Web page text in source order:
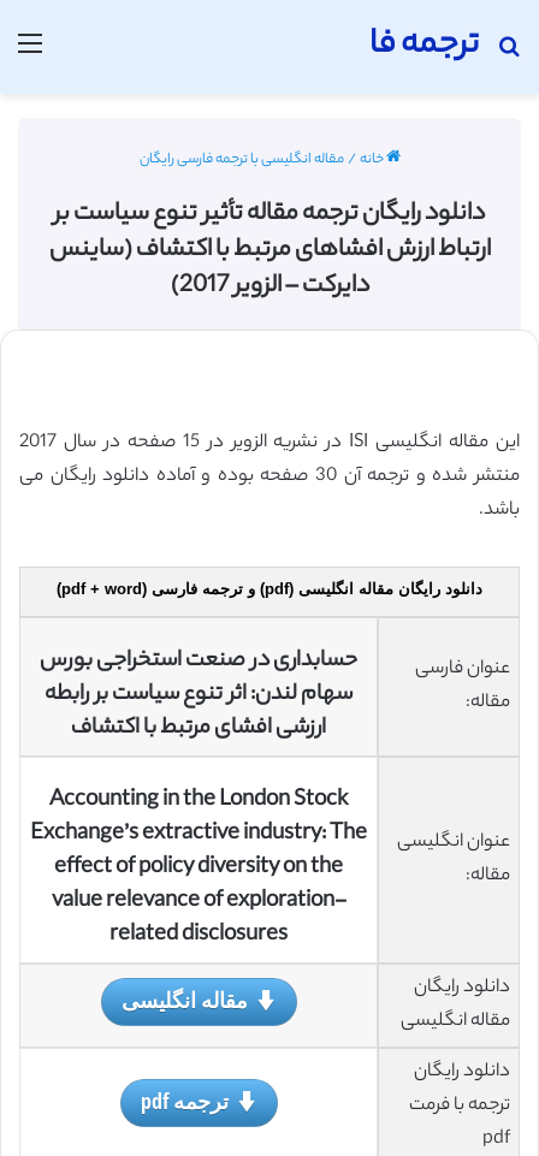
ترجمه فا
جستجو برای
خانه/مقاله انگلیسی با ترجمه فارسی رایگان
دانلود رایگان ترجمه مقاله تأثیر تنوع سیاست بر
ارتباط ارزش افشاهای مرتبط با اکتشاف (ساینس
دایرکت – الزویر 2017)
این مقاله انگلیسی ISI در نشریه الزویر در 15 صفحه در سال 2017
منتشر شده و ترجمه آن 30 صفحه بوده و آماده دانلود رایگان می
باشد.
دانلود رایگان مقاله انگلیسی (pdf) و ترجمه فارسی (pdf + word)
عنوان فارسی
مقاله:
حسابداری در صنعت استخراجی بورس
سهام لندن: اثر تنوع سیاست بر رابطه
ارزشی افشای مرتبط با اکتشاف
عنوان انگلیسی
مقاله:
Accounting in the London Stock
Exchange’s extractive industry: The
effect of policy diversity on the
value relevance of exploration-
related disclosures
دانلود رایگان
مقاله انگلیسی
مقاله انگلیسی
دانلود رایگان
ترجمه با فرمت
pdf
ترجمه pdf